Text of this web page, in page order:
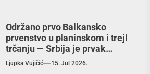
Održano prvo Balkansko
prvenstvo u planinskom i trejl
trčanju — Srbija je prvak
Balkana!
Ljupka Vujičić 15. Jul 2026.